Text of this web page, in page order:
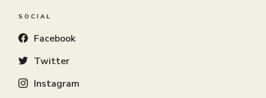
SOCIAL
Facebook
Twitter
Instagram